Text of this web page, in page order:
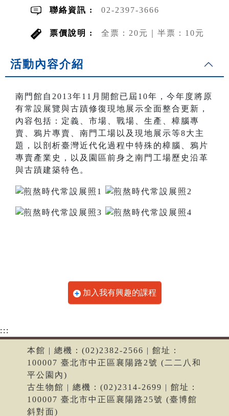
聯絡資訊 : 02-2397-3666
票價說明 : 全票：20元｜半票：10元
活動內容介紹
南門館自2013年11月開館已屆10年，今年度將原
有常設展覽與古蹟修復現地展示全面整合更新，
內容包括：定義、市場、戰場、生產、樟腦專
賣、鴉片專賣、南門工場以及現地展示等8大主
題，以剖析臺灣近代化過程中特殊的樟腦、鴉片
專賣產業史，以及園區前身之南門工場歷史沿革
與古蹟建築特色。
加入我有興趣的課程
:::
本館 | 總機：(02)2382-2566 | 館址：
100007 臺北市中正區襄陽路2號 (二二八和
平公園內)
古生物館 | 總機：(02)2314-2699 | 館址：
100007 臺北市中正區襄陽路25號 (臺博館
斜對面)